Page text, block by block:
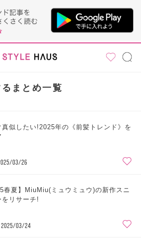
まとめ一覧
真似したい!2025年の《前髪トレンド》を
03/26
春夏】MiuMiu(ミュウミュウ)の新作スニ
をリサーチ!
2025/03/24